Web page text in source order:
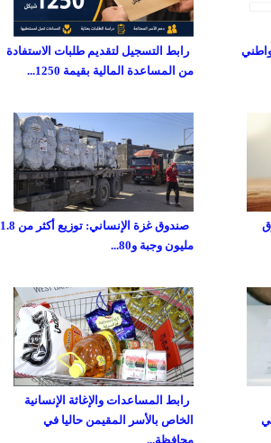
رابط التسجيل لتقديم طلبات الاستفادة
من المساعدة المالية بقيمة 1250...
صندوق غزة الإنساني: توزيع أكثر من 1.8
مليون وجبة و80...
رابط المساعدات والإغاثة الإنسانية
الخاص بالأسر المقيمن حاليا في
محافظة...